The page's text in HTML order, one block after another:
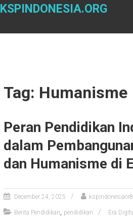
Skip
KSPINDONESIA.ORG
Tag: Humanisme
Peran Pendidikan
dalam
dan Humanisme di
December 24, 2025
Berita Pendidikan, pendidikan Era Digital